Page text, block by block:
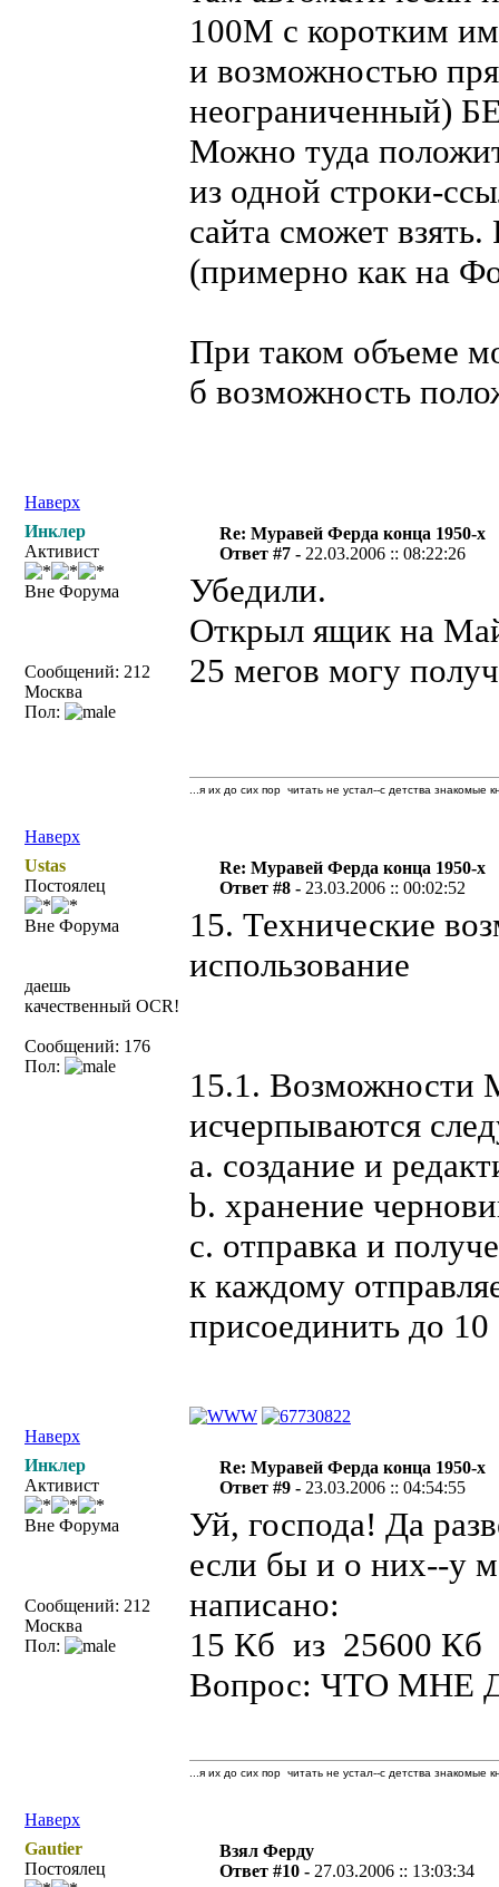
100М с коротким
и возможностью
неограниченный)
Можно туда
из одной строки-
сайта сможет
(примерно как на
При таком объеме
б возможность
Наверх
Инклер
Активист
Вне Форума
Сообщений: 212
Москва
Пол:
Re: Муравей Ферда конца 1950-х
Ответ #7 - 22.03.2006 :: 08:22:26
Убедили.
Открыл ящик на
25 мегов могу
Наверх
...я их до сих пор читать не устал--с детства знакомые
Ustas
Постоялец
Вне Форума
даешь
качественный OCR!
Сообщений: 176
Пол:
Re: Муравей Ферда конца 1950-х
Ответ #8 - 23.03.2006 :: 00:02:52
15. Технические
использование
15.1. Возможности
исчерпываются
a. создание и
b. хранение
c. отправка и
к каждому
присоединить до
Наверх
Инклер
Активист
Вне Форума
Сообщений: 212
Москва
Пол:
Re: Муравей Ферда конца 1950-х
Ответ #9 - 23.03.2006 :: 04:54:55
Уй, господа! Да
если бы и о них--у
написано:
15 Кб из 25600 Кб
Вопрос: ЧТО МНЕ
Наверх
...я их до сих пор читать не устал--с детства знакомые
Gautier
Постоялец
Взял Ферду
Ответ #10 - 27.03.2006 :: 13:03:34